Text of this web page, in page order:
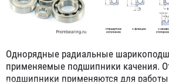
Однорядные радиальные
применяемые подшипники качения.
подшипники применяются для